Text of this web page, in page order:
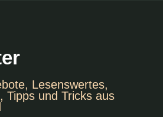
Lesenswertes,
Tipps und Tricks aus